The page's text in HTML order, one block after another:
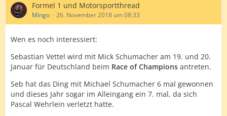
Formel 1 und Motorsportthread
Mingo 26. November 2018 um 08:33
Wen es noch interessiert:
Sebastian Vettel wird mit Mick Schumacher am 19. und 20.
Januar für Deutschland beim Race of Champions antreten.
Seb hat das Ding mit Michael Schumacher 6 mal gewonnen
und dieses Jahr sogar im Alleingang ein 7. mal, da sich
Pascal Wehrlein verletzt hatte.